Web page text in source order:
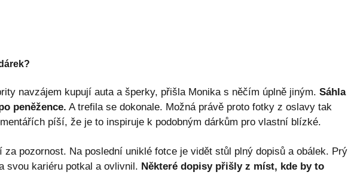
navzájem kupují auta a šperky, přišla Monika s něčím úplně jiným. Sáhla
peněžence. A trefila se dokonale. Možná právě proto fotky z oslavy tak
píší, že je to inspiruje k podobným dárkům pro vlastní blízké.
za pozornost. Na poslední uniklé fotce je vidět stůl plný dopisů a obálek. Prý
svou kariéru potkal a ovlivnil. Některé dopisy přišly z míst, kde by to